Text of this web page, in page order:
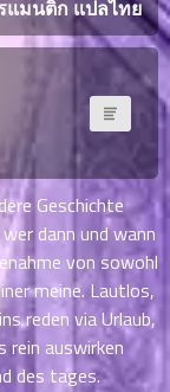
แมนติก แปลไทย
Geschichte
dann und wann
von sowohl
meine. Lautlos,
reden via Urlaub,
rein auswirken
des tages.